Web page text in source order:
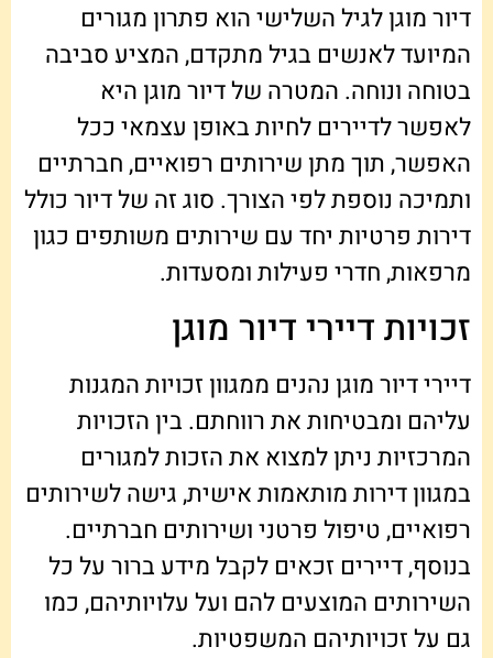
דיור מוגן לגיל השלישי הוא פתרון מגורים
המיועד לאנשים בגיל מתקדם, המציע סביבה
בטוחה ונוחה. המטרה של דיור מוגן היא
לאפשר לדיירים לחיות באופן עצמאי ככל
האפשר, תוך מתן שירותים רפואיים, חברתיים
ותמיכה נוספת לפי הצורך. סוג זה של דיור כולל
דירות פרטיות יחד עם שירותים משותפים כגון
מרפאות, חדרי פעילות ומסעדות.
זכויות דיירי דיור מוגן
דיירי דיור מוגן נהנים ממגוון זכויות המגנות
עליהם ומבטיחות את רווחתם. בין הזכויות
המרכזיות ניתן למצוא את הזכות למגורים
במגוון דירות מותאמות אישית, גישה לשירותים
רפואיים, טיפול פרטני ושירותים חברתיים.
בנוסף, דיירים זכאים לקבל מידע ברור על כל
השירותים המוצעים להם ועל עלויותיהם, כמו
גם על זכויותיהם המשפטיות.